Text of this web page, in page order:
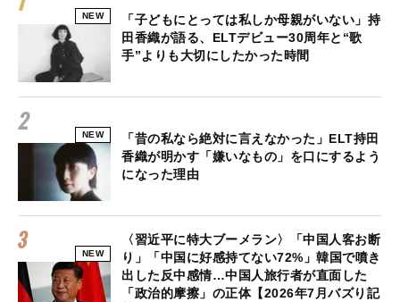
NEW
「子どもにとっては私しか母親がいない」持
田香織が語る、ELTデビュー30周年と“歌
手”よりも大切にしたかった時間
NEW
「昔の私なら絶対に言えなかった」ELT持田
香織が明かす「嫌いなもの」を口にするよう
になった理由
NEW
〈習近平に特大ブーメラン〉「中国人客お断
り」「中国に好感持てない72%」韓国で噴き
出した反中感情…中国人旅行者が直面した
「政治的摩擦」の正体【2026年7月バズり記